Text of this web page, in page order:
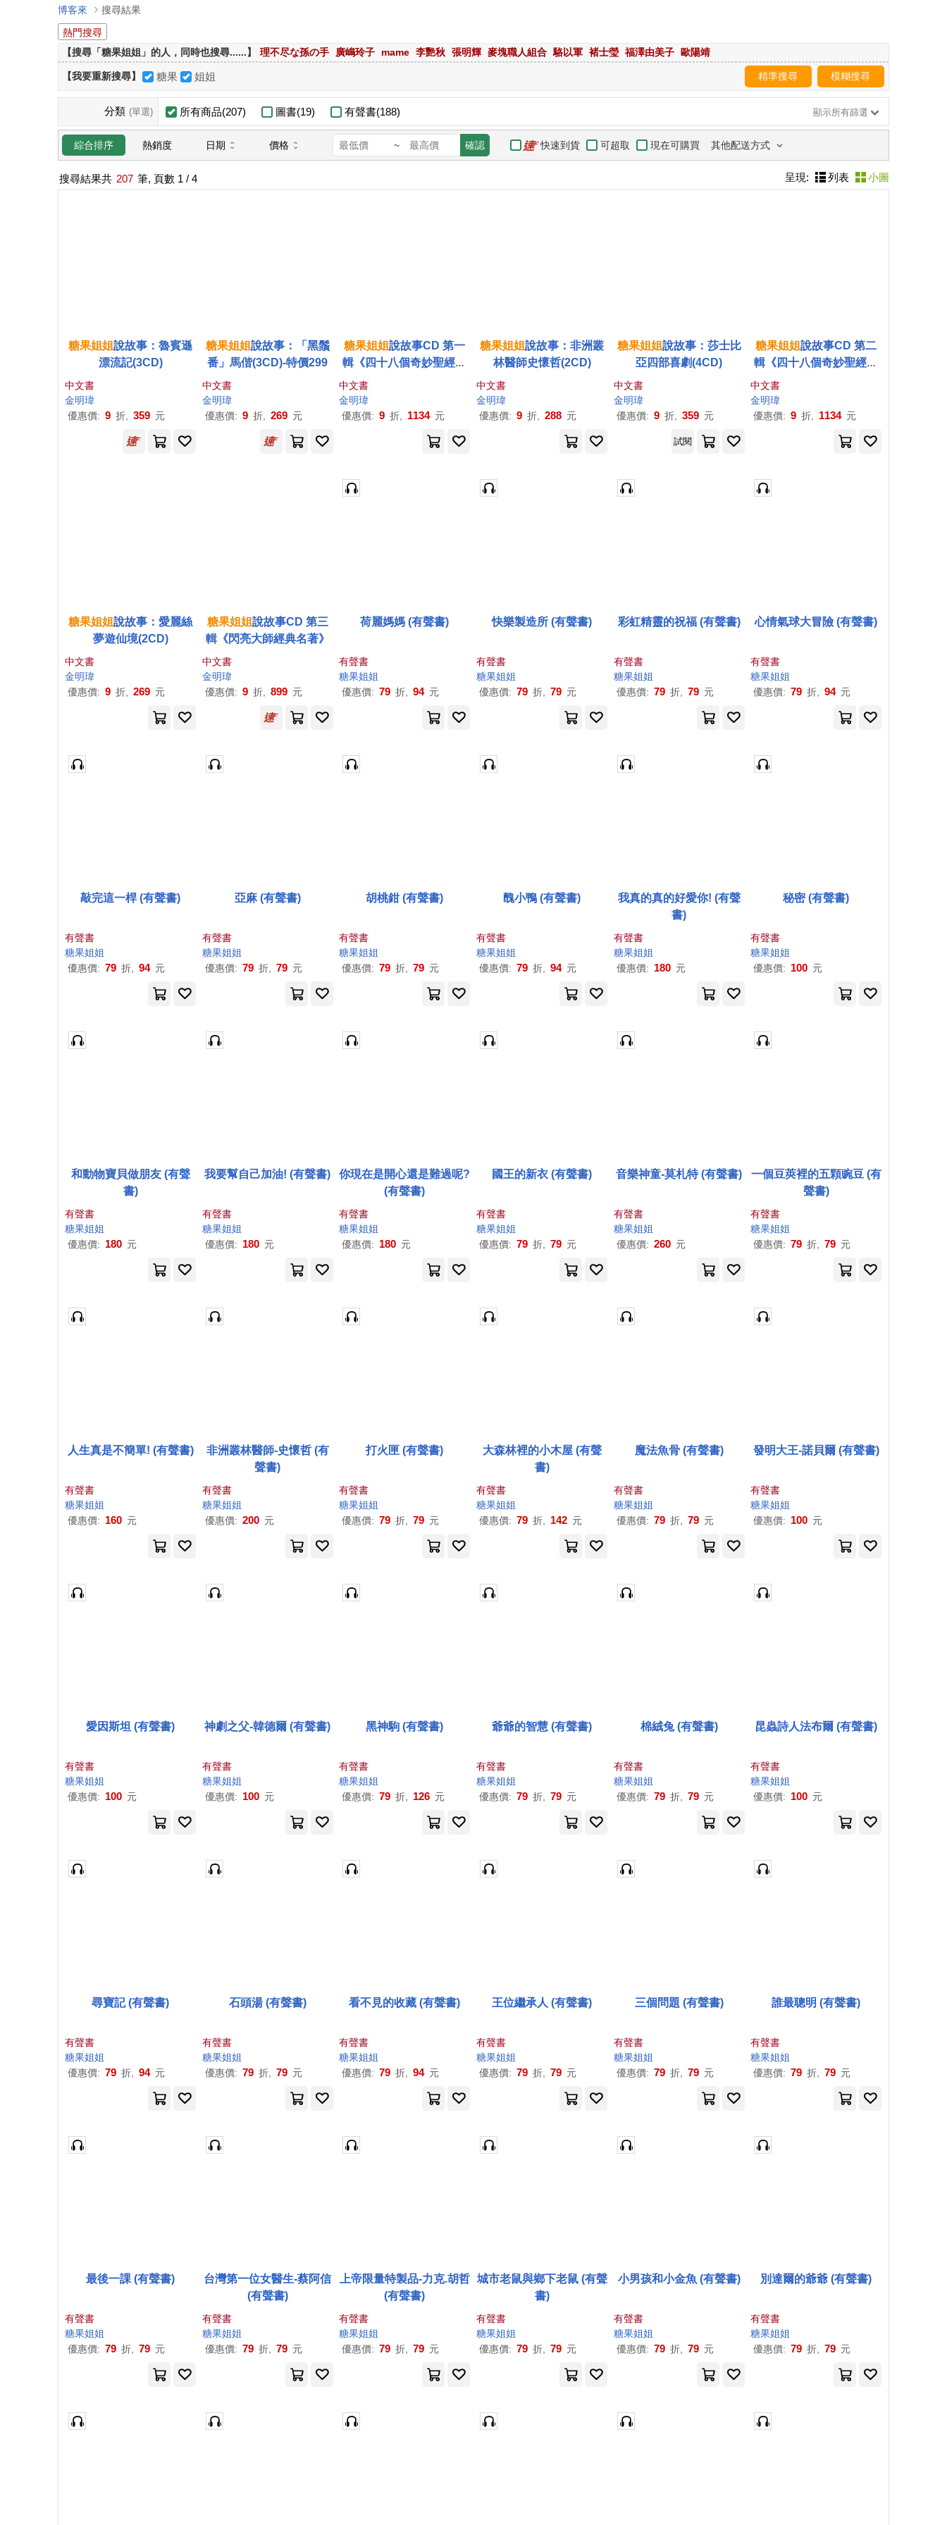
博客來
搜尋結果
熱門搜尋
【搜尋「糖果姐姐」的人，同時也搜尋......】
理不尽な孫の手 廣嶋玲子 mame 李艷秋 張明輝 麥塊職人組合 駱以軍 褚士瑩 福澤由美子 歐陽靖
【我要重新搜尋】 糖果 姐姐 精準搜尋 模糊搜尋
分類 (單選) 所有商品(207) 圖書(19) 有聲書(188) 顯示所有篩選
綜合排序 熱銷度 日期 價格 ~ 確認 快速到貨 可超取 現在可購買 其他配送方式
搜尋結果共 207 筆, 頁數 1 / 4 呈現: 列表 小圖
糖果姐姐說故事：魯賓遜
漂流記(3CD)
中文書
金明瑋
優惠價: 9 折, 359 元
糖果姐姐說故事：「黑鬚
番」馬偕(3CD)-特價299
中文書
金明瑋
優惠價: 9 折, 269 元
糖果姐姐說故事CD 第一
輯《四十八個奇妙聖經劇
中文書
金明瑋
優惠價: 9 折, 1134 元
糖果姐姐說故事：非洲叢
林醫師史懷哲(2CD)
中文書
金明瑋
優惠價: 9 折, 288 元
糖果姐姐說故事：莎士比
亞四部喜劇(4CD)
中文書
金明瑋
優惠價: 9 折, 359 元
糖果姐姐說故事CD 第二
輯《四十八個奇妙聖經劇
中文書
金明瑋
優惠價: 9 折, 1134 元
試閱
糖果姐姐說故事：愛麗絲
夢遊仙境(2CD)
中文書
金明瑋
優惠價: 9 折, 269 元
糖果姐姐說故事CD 第三
輯《閃亮大師經典名著》
中文書
金明瑋
優惠價: 9 折, 899 元
荷麗媽媽 (有聲書)
有聲書
糖果姐姐
優惠價: 79 折, 94 元
快樂製造所 (有聲書)
有聲書
糖果姐姐
優惠價: 79 折, 79 元
彩虹精靈的祝福 (有聲書)
有聲書
糖果姐姐
優惠價: 79 折, 79 元
心情氣球大冒險 (有聲書)
有聲書
糖果姐姐
優惠價: 79 折, 94 元
敲完這一桿 (有聲書)
有聲書
糖果姐姐
優惠價: 79 折, 94 元
亞麻 (有聲書)
有聲書
糖果姐姐
優惠價: 79 折, 79 元
胡桃鉗 (有聲書)
有聲書
糖果姐姐
優惠價: 79 折, 79 元
醜小鴨 (有聲書)
有聲書
糖果姐姐
優惠價: 79 折, 94 元
我真的真的好愛你! (有聲
書)
有聲書
糖果姐姐
優惠價: 180 元
秘密 (有聲書)
有聲書
糖果姐姐
優惠價: 100 元
和動物寶貝做朋友 (有聲
書)
有聲書
糖果姐姐
優惠價: 180 元
我要幫自己加油! (有聲書)
有聲書
糖果姐姐
優惠價: 180 元
你現在是開心還是難過呢?
(有聲書)
有聲書
糖果姐姐
優惠價: 180 元
國王的新衣 (有聲書)
有聲書
糖果姐姐
優惠價: 79 折, 79 元
音樂神童-莫札特 (有聲書)
有聲書
糖果姐姐
優惠價: 260 元
一個豆莢裡的五顆豌豆 (有
聲書)
有聲書
糖果姐姐
優惠價: 79 折, 79 元
人生真是不簡單! (有聲書)
有聲書
糖果姐姐
優惠價: 160 元
非洲叢林醫師-史懷哲 (有
聲書)
有聲書
糖果姐姐
優惠價: 200 元
打火匣 (有聲書)
有聲書
糖果姐姐
優惠價: 79 折, 79 元
大森林裡的小木屋 (有聲
書)
有聲書
糖果姐姐
優惠價: 79 折, 142 元
魔法魚骨 (有聲書)
有聲書
糖果姐姐
優惠價: 79 折, 79 元
發明大王-諾貝爾 (有聲書)
有聲書
糖果姐姐
優惠價: 100 元
愛因斯坦 (有聲書)
有聲書
糖果姐姐
優惠價: 100 元
神劇之父-韓德爾 (有聲書)
有聲書
糖果姐姐
優惠價: 100 元
黑神駒 (有聲書)
有聲書
糖果姐姐
優惠價: 79 折, 126 元
爺爺的智慧 (有聲書)
有聲書
糖果姐姐
優惠價: 79 折, 79 元
棉絨兔 (有聲書)
有聲書
糖果姐姐
優惠價: 79 折, 79 元
昆蟲詩人法布爾 (有聲書)
有聲書
糖果姐姐
優惠價: 100 元
尋寶記 (有聲書)
有聲書
糖果姐姐
優惠價: 79 折, 94 元
石頭湯 (有聲書)
有聲書
糖果姐姐
優惠價: 79 折, 79 元
看不見的收藏 (有聲書)
有聲書
糖果姐姐
優惠價: 79 折, 94 元
王位繼承人 (有聲書)
有聲書
糖果姐姐
優惠價: 79 折, 79 元
三個問題 (有聲書)
有聲書
糖果姐姐
優惠價: 79 折, 79 元
誰最聰明 (有聲書)
有聲書
糖果姐姐
優惠價: 79 折, 79 元
最後一課 (有聲書)
有聲書
糖果姐姐
優惠價: 79 折, 79 元
台灣第一位女醫生-蔡阿信
(有聲書)
有聲書
糖果姐姐
優惠價: 79 折, 79 元
上帝限量特製品-力克.胡哲
(有聲書)
有聲書
糖果姐姐
優惠價: 79 折, 79 元
城市老鼠與鄉下老鼠 (有聲
書)
有聲書
糖果姐姐
優惠價: 79 折, 79 元
小男孩和小金魚 (有聲書)
有聲書
糖果姐姐
優惠價: 79 折, 79 元
別達爾的爺爺 (有聲書)
有聲書
糖果姐姐
優惠價: 79 折, 79 元